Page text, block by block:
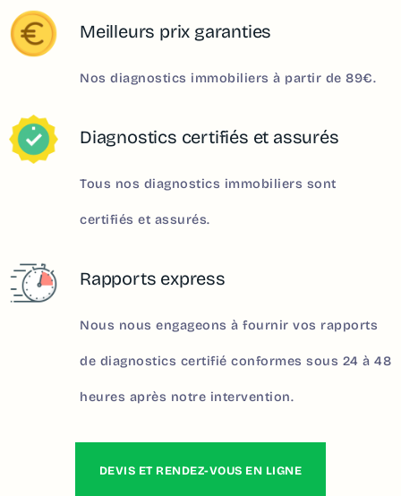
Meilleurs prix garanties
Nos diagnostics immobiliers à partir de 89€.
Diagnostics certifiés et assurés
Tous nos diagnostics immobiliers sont
certifiés et assurés.
Rapports express
Nous nous engageons à fournir vos rapports
de diagnostics certifié conformes sous 24 à 48
heures après notre intervention.
DEVIS ET RENDEZ-VOUS EN LIGNE